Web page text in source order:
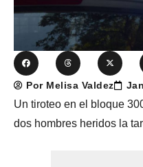
Por Melisa Valdez
Un tiroteo en el bloque
dos hombres heridos la